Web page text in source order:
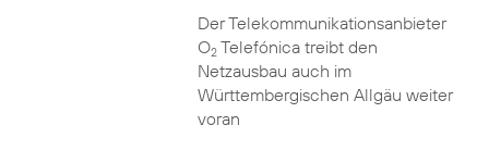
Der Telekommunikationsanbieter
O2Telefónica treibt den
Netzausbau auch im
Württembergischen Allgäu weiter
voran